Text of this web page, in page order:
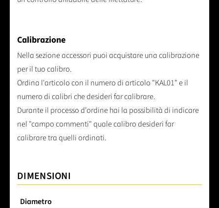
Calibrazione
Nella sezione accessori puoi acquistare una calibrazione
per il tuo calibro.
Ordina l'articolo con il numero di articolo "KAL01" e il
numero di calibri che desideri far calibrare.
Durante il processo d'ordine hai la possibilità di indicare
nel "campo commenti" quale calibro desideri far
calibrare tra quelli ordinati.
DIMENSIONI
Diametro